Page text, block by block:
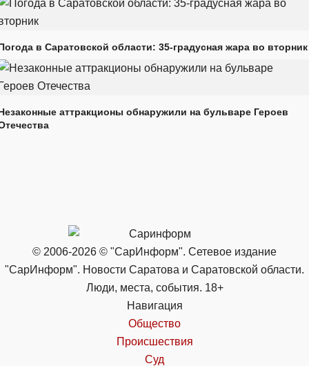
в Саратовской области: 35-градусная жара во вторник
аттракционы обнаружили на бульваре Героев
© 2006-2026 © "СарИнформ". Сетевое издание
"СарИнформ". Новости Саратова и Саратовской области.
Люди, места, события. 18+
Навигация
Общество
Происшествия
Суд